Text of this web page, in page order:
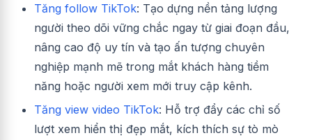
Tăng follow TikTok: Tạo dựng nền tảng lượng
người theo dõi vững chắc ngay từ giai đoạn đầu,
nâng cao độ uy tín và tạo ấn tượng chuyên
nghiệp mạnh mẽ trong mắt khách hàng tiềm
năng hoặc người xem mới truy cập kênh.
Tăng view video TikTok: Hỗ trợ đẩy các chỉ số
lượt xem hiển thị đẹp mắt, kích thích sự tò mò